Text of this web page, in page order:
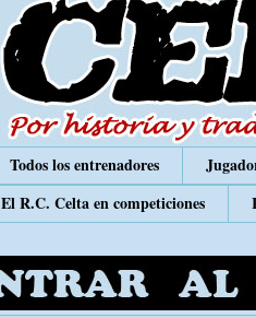
Todos los entrenadores
El R.C. Celta en competiciones